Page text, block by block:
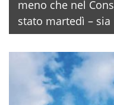
meno che nel
stato martedì –